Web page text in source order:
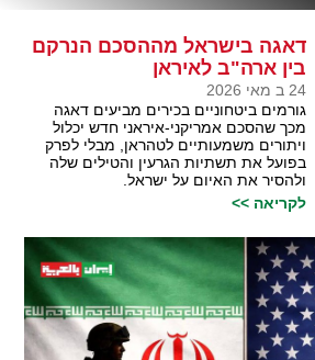
דאגה בישראל מההסכם הנרקם
בין ארה"ב לאיראן
24 ב מאי 2026
גורמים ביטחוניים בכירים מביעים דאגה
מכך שהסכם אמריקני-איראני חדש יכלול
ויתורים משמעותיים לטהראן, מבלי לפרק
בפועל את תשתיות הגרעין והטילים שלה
ולהסיר את האיום על ישראל.
לקריאה >>